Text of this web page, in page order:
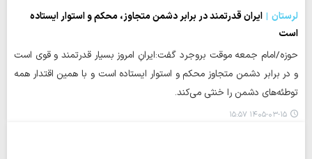
لرستان
ایران قدرتمند در برابر دشمن متجاوز، محکم و استوار ایستاده
است
حوزه/امام جمعه موقت بروجرد گفت:ایرانِ امروز بسیار قدرتمند و قوی است
و در برابر دشمن متجاوز محکم و استوار ایستاده است و با همین اقتدار همه
توطئه‌های دشمن را خنثی می‌کند.
۱۴۰۵-۰۳-۱۵ ۱۵:۵۷